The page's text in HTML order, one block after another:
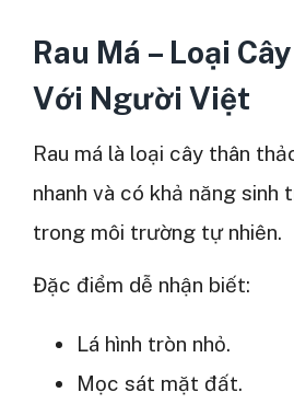
Rau Má – Loại
Với Người Việt
Rau má là loại cây thân
nhanh và có khả năng sinh
trong môi trường tự nhiên.
Đặc điểm dễ nhận biết:
Lá hình tròn nhỏ.
Mọc sát mặt đất.